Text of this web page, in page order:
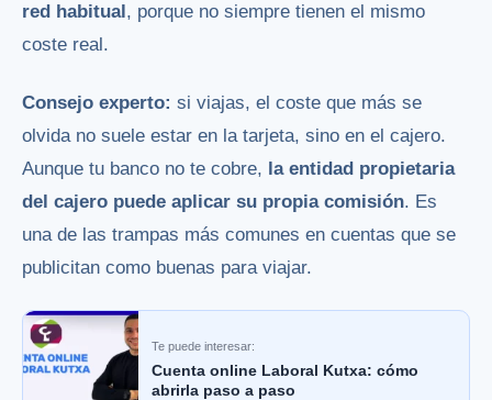
red habitual , porque no siempre tienen el mismo
coste real.
Consejo experto: si viajas, el coste que más se
olvida no suele estar en la tarjeta, sino en el cajero.
Aunque tu banco no te cobre, la entidad propietaria
del cajero puede aplicar su propia comisión. Es
una de las trampas más comunes en cuentas que se
publicitan como buenas para viajar.
Te puede interesar:
Cuenta online Laboral Kutxa: cómo
abrirla paso a paso